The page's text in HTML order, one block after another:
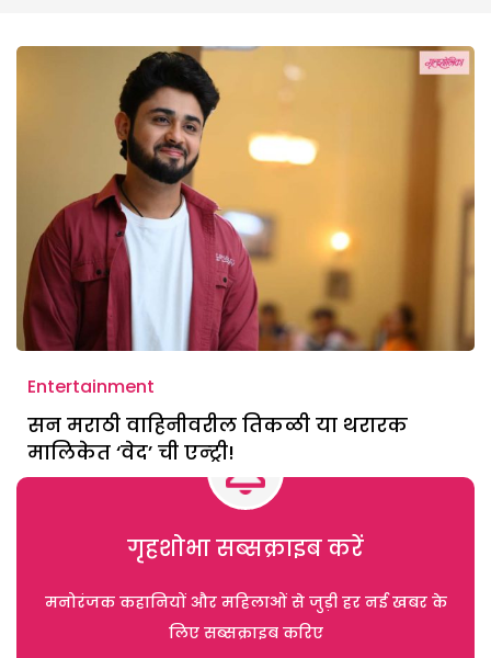
Entertainment
सन मराठी वाहिनीवरील तिकळी या थरारक
मालिकेत ‘वेद’ ची एन्ट्री!
गृहशोभा सब्सक्राइब करें
मनोरंजक कहानियों और महिलाओं से जुड़ी हर नई खबर के
लिए सब्सक्राइब करिए